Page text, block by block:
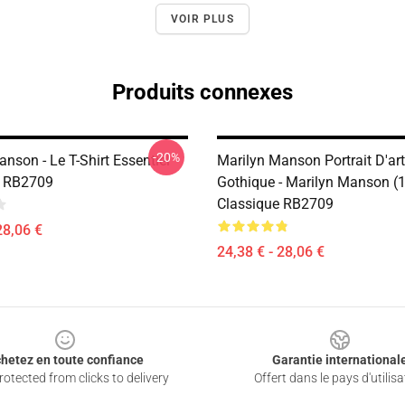
VOIR PLUS
Produits connexes
- Le T-Shirt Essentiel
€
-20%
Marilyn Manson Portrait
Gothique - Marilyn Manson
Classique RB2709
24,38 € - 28,06 €
en toute confiance
from clicks to delivery
Garantie
Offert dans le pays